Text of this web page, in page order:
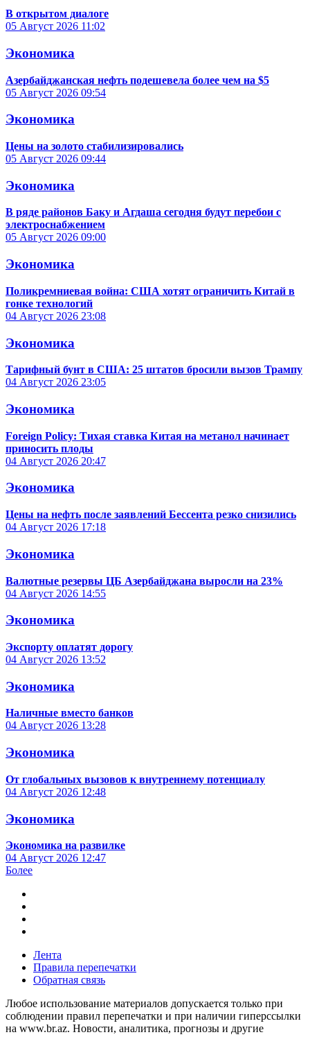
В открытом диалоге
05 Август 2026 11:02
Экономика
Азербайджанская нефть подешевела более чем на $5
05 Август 2026 09:54
Экономика
Цены на золото стабилизировались
05 Август 2026 09:44
Экономика
В ряде районов Баку и Агдаша сегодня будут перебои с
электроснабжением
05 Август 2026 09:00
Экономика
Поликремниевая война: США хотят ограничить Китай в
гонке технологий
04 Август 2026 23:08
Экономика
Тарифный бунт в США: 25 штатов бросили вызов Трампу
04 Август 2026 23:05
Экономика
Foreign Policy: Тихая ставка Китая на метанол начинает
приносить плоды
04 Август 2026 20:47
Экономика
Цены на нефть после заявлений Бессента резко снизились
04 Август 2026 17:18
Экономика
Валютные резервы ЦБ Азербайджана выросли на 23%
04 Август 2026 14:55
Экономика
Экспорту оплатят дорогу
04 Август 2026 13:52
Экономика
Наличные вместо банков
04 Август 2026 13:28
Экономика
От глобальных вызовов к внутреннему потенциалу
04 Август 2026 12:48
Экономика
Экономика на развилке
04 Август 2026 12:47
Более
Лента
Правила перепечатки
Обратная связь
Любое использование материалов допускается только при
соблюдении правил перепечатки и при наличии гиперссылки
на www.br.az. Новости, аналитика, прогнозы и другие